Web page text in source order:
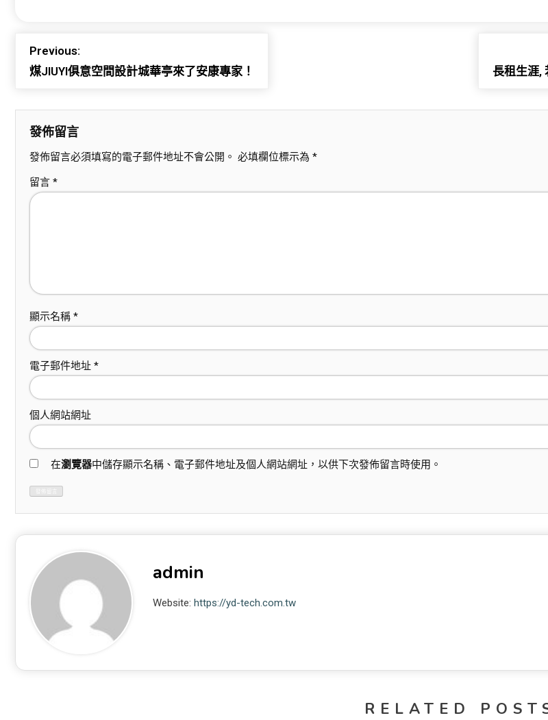
Previous:
煤JIUYI俱意空間設計城華亭來了安康專家！
長租生涯,
發佈留言
發佈留言必須填寫的電子郵件地址不會公開。 必填欄位標示為 *
留言 *
顯示名稱 *
電子郵件地址 *
個人網站網址
在瀏覽器中儲存顯示名稱、電子郵件地址及個人網站網址，以供下次發佈留言時使用。
admin
Website:https://yd-tech.com.tw
RELATED